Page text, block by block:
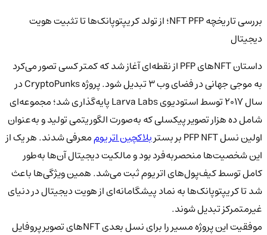
بررسی تاریخچه NFT PFP؛ از تولد کریپتوپانک‌ها تا تثبیت هویت
دیجیتال
داستان NFTهای PFP از نقطه‌ای آغاز شد که کمتر کسی تصور می‌کرد
به موجی جهانی در فضای وب ۳ تبدیل شود. پروژه CryptoPunks در
سال ۲۰۱۷ توسط استودیوی Larva Labs پایه‌گذاری شد؛ مجموعه‌ای
شامل ده هزار تصویر پیکسلی که به‌صورت الگوریتمی تولید و به‌عنوان
اولین نسل PFP NFT بر بستر
بلاکچین اتریوممعرفی شدند. هر یک از
این شخصیت‌ها منحصربه‌فرد بود و مالکیت دیجیتال آن‌ها به‌طور
کامل توسط کیف‌پول‌های اتریوم ثبت می‌شد. همین ویژگی‌ها باعث
شد تا کریپتوپانک‌ها به نماد پیشگامانه‌ای از هویت دیجیتال در دنیای
غیرمتمرکز تبدیل شوند.
موفقیت این پروژه مسیر را برای نسل بعدی NFTهای تصویر پروفایل